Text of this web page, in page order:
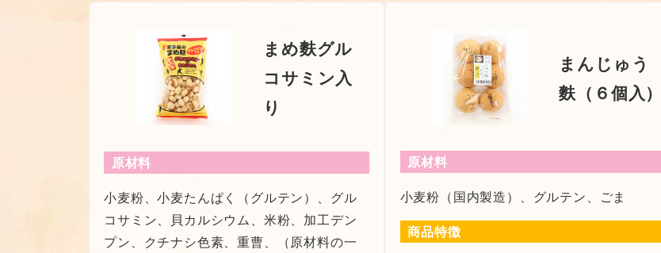
まめ麩グル
コサミン入
り
原材料
小麦粉、小麦たんぱく（グルテン）、グル
コサミン、貝カルシウム、米粉、加工デン
プン、クチナシ色素、重曹、（原材料の一
まんじゅう
麩（６個入）
原材料
小麦粉（国内製造）、グルテン、ごま
商品特徴